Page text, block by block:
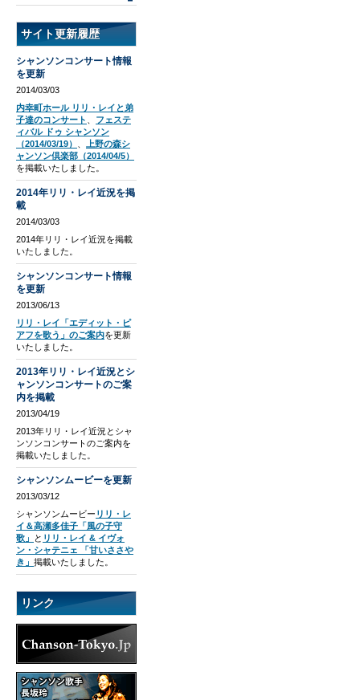
サイト更新履歴
シャンソンコンサート情報
を更新
2014/03/03
内幸町ホール リリ・レイと弟
子達のコンサート
フェステ
ィバル ドゥ シャンソン
（2014/03/19）
上野の森シ
ャンソン倶楽部（2014/04/5）
を掲載いたしました。
2014年リリ・レイ近況を掲
載
2014/03/03
2014年リリ・レイ近況を掲載
いたしました。
シャンソンコンサート情報
を更新
2013/06/13
リリ・レイ「エディット・ピ
アフを歌う」のご案内を更新
いたしました。
2013年リリ・レイ近況とシ
ャンソンコンサートのご案
内を掲載
2013/04/19
2013年リリ・レイ近況とシャ
ンソンコンサートのご案内を
掲載いたしました。
シャンソンムービーを更新
2013/03/12
シャンソンムービー リリ・レ
イ＆高瀬多佳子「風の子守
歌」
と リリ・レイ & イヴォ
ン・シャテニェ 「甘いささや
き」 掲載いたしました。
リンク